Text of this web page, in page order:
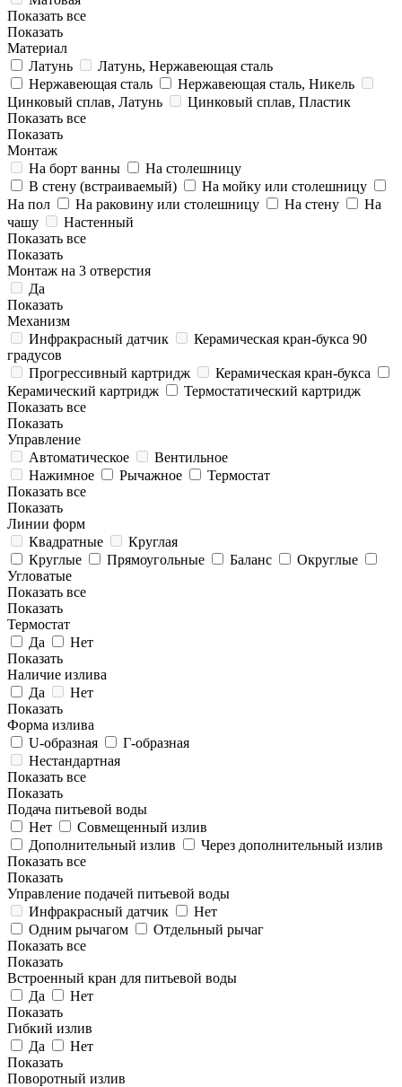
Показать все
Показать
Материал
Латунь
Латунь, Нержавеющая сталь
Нержавеющая сталь
Нержавеющая сталь, Никель
Цинковый сплав, Латунь
Цинковый сплав, Пластик
Показать все
Показать
Монтаж
На борт ванны
На столешницу
В стену (встраиваемый)
На мойку или столешницу
На пол
На раковину или столешницу На стену
На
чашу
Настенный
Показать все
Показать
Монтаж на 3 отверстия
Да
Показать
Механизм
Инфракрасный датчик
Керамическая кран-букса 90
градусов
Прогрессивный картридж
Керамическая кран-букса
Керамический картридж
Термостатический картридж
Показать все
Показать
Управление
Автоматическое
Вентильное
Нажимное
Рычажное
Термостат
Показать все
Показать
Линии форм
Квадратные
Круглая
Круглые
Прямоугольные Баланс
Округлые
Угловатые
Показать все
Показать
Термостат
Да
Нет
Показать
Наличие излива
Да
Нет
Показать
Форма излива
U-образная
Г-образная
Нестандартная
Показать все
Показать
Подача питьевой воды
Нет
Совмещенный излив
Дополнительный излив
Через дополнительный излив
Показать все
Показать
Управление подачей питьевой воды
Инфракрасный датчик
Нет
Одним рычагом
Отдельный рычаг
Показать все
Показать
Встроенный кран для питьевой воды
Да
Нет
Показать
Гибкий излив
Да
Нет
Показать
Поворотный излив